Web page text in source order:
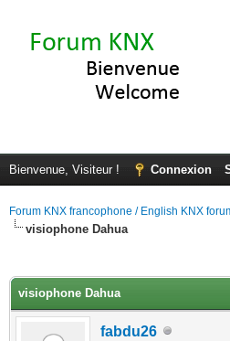
Bienvenue, Visiteur ! Connexion
Forum KNX francophone / English KNX
visiophone Dahua
visiophone Dahua
fabdu26